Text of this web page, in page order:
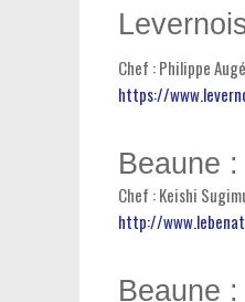
Chef : Philippe Augé
https://
Beaune
Chef : Keishi
http://
Beaune